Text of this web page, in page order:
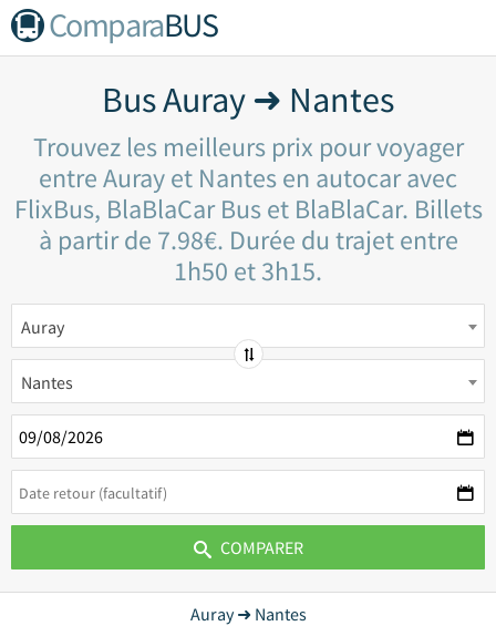
ComparaBUS
Bus Auray ➜ Nantes
Trouvez les meilleurs prix pour voyager
entre Auray et Nantes en autocar avec
FlixBus, BlaBlaCar Bus et BlaBlaCar. Billets
à partir de 7.98€. Durée du trajet entre
1h50 et 3h15.
Auray
Nantes
COMPARER
Auray ➜ Nantes